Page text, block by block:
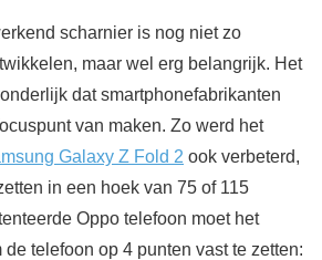
scharnier is nog niet zo
maar wel erg belangrijk. Het
dat smartphonefabrikanten
van maken. Zo werd het
Galaxy Z Fold 2 ook verbeterd,
in een hoek van 75 of 115
Oppo telefoon moet het
telefoon op 4 punten vast te zetten: